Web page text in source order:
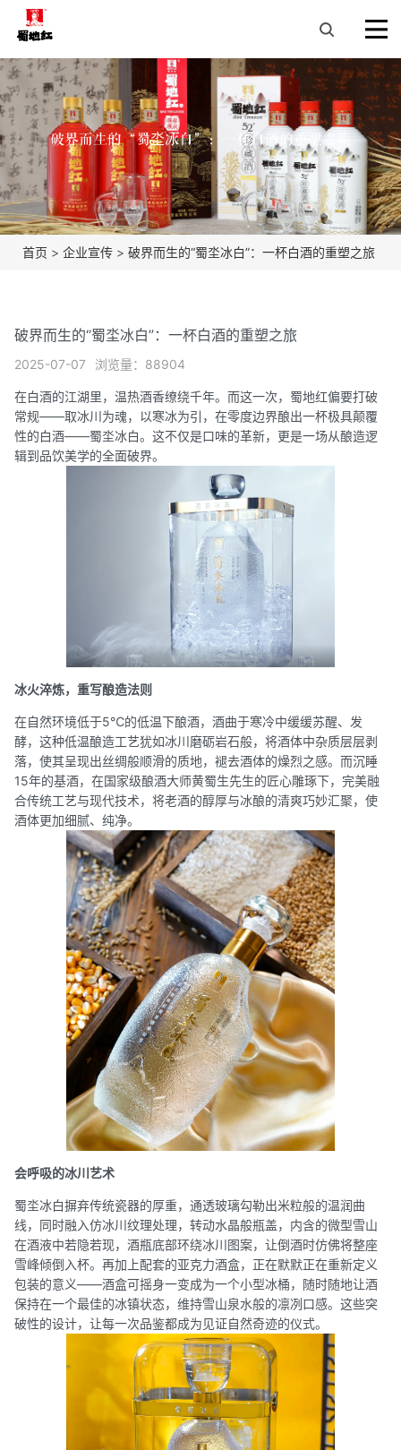
破界而生的“蜀坔冰白”：一杯白酒的重塑之旅
首页 > 企业宣传 > 破界而生的“蜀坔冰白”：一杯白酒的重塑之旅
破界而生的“蜀坔冰白”：一杯白酒的重塑之旅
2025-07-07 浏览量：88904
在白酒的江湖里，温热酒香缭绕千年。而这一次，蜀地红偏要打破
常规——取冰川为魂，以寒冰为引，在零度边界酿出一杯极具颠覆
性的白酒——蜀坔冰白。这不仅是口味的革新，更是一场从酿造逻
辑到品饮美学的全面破界。
冰火淬炼，重写酿造法则
在自然环境低于5℃的低温下酿酒，酒曲于寒冷中缓缓苏醒、发
酵，这种低温酿造工艺犹如冰川磨砺岩石般，将酒体中杂质层层剥
落，使其呈现出丝绸般顺滑的质地，褪去酒体的燥烈之感。而沉睡
15年的基酒，在国家级酿酒大师黄蜀生先生的匠心雕琢下，完美融
合传统工艺与现代技术，将老酒的醇厚与冰酿的清爽巧妙汇聚，使
酒体更加细腻、纯净。
会呼吸的冰川艺术
蜀坔冰白摒弃传统瓷器的厚重，通透玻璃勾勒出米粒般的温润曲
线，同时融入仿冰川纹理处理，转动水晶般瓶盖，内含的微型雪山
在酒液中若隐若现，酒瓶底部环绕冰川图案，让倒酒时仿佛将整座
雪峰倾倒入杯。再加上配套的亚克力酒盒，正在默默正在重新定义
包装的意义——酒盒可摇身一变成为一个小型冰桶，随时随地让酒
保持在一个最佳的冰镇状态，维持雪山泉水般的凛冽口感。这些突
破性的设计，让每一次品鉴都成为见证自然奇迹的仪式。